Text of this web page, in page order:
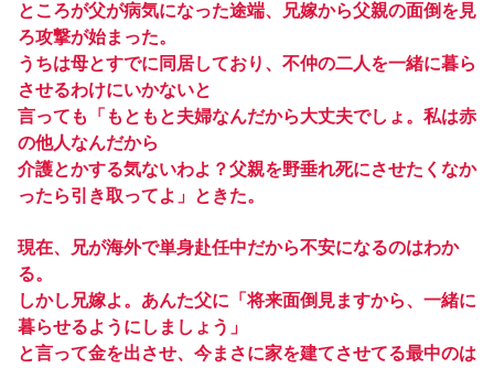
ところが父が病気になった途端、兄嫁から父親の面倒を見
ろ攻撃が始まった。
うちは母とすでに同居しており、不仲の二人を一緒に暮ら
させるわけにいかないと
言っても「もともと夫婦なんだから大丈夫でしょ。私は赤
の他人なんだから
介護とかする気ないわよ？父親を野垂れ死にさせたくなか
ったら引き取ってよ」ときた。
現在、兄が海外で単身赴任中だから不安になるのはわか
る。
しかし兄嫁よ。あんた父に「将来面倒見ますから、一緒に
暮らせるようにしましょう」
と言って金を出させ、今まさに家を建てさせてる最中のは